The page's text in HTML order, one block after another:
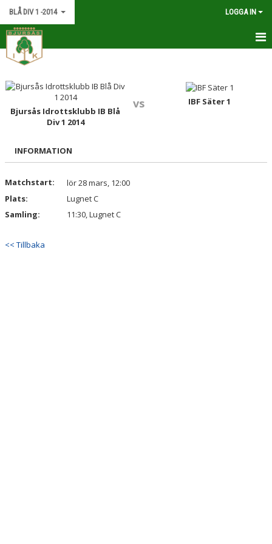
BLÅ DIV 1 -2014 LOGGA IN
HEM
NYHETER
KALENDER
TRUPPEN
DOKUMENT
KONTAKT
Bjursås Idrottsklubb IB Blå
Div 1 2014
vs IBF Säter 1
INFORMATION
Matchstart:
lör 28 mars, 12:00
Plats:
Lugnet C
Samling:
11:30, Lugnet C
<< Tillbaka